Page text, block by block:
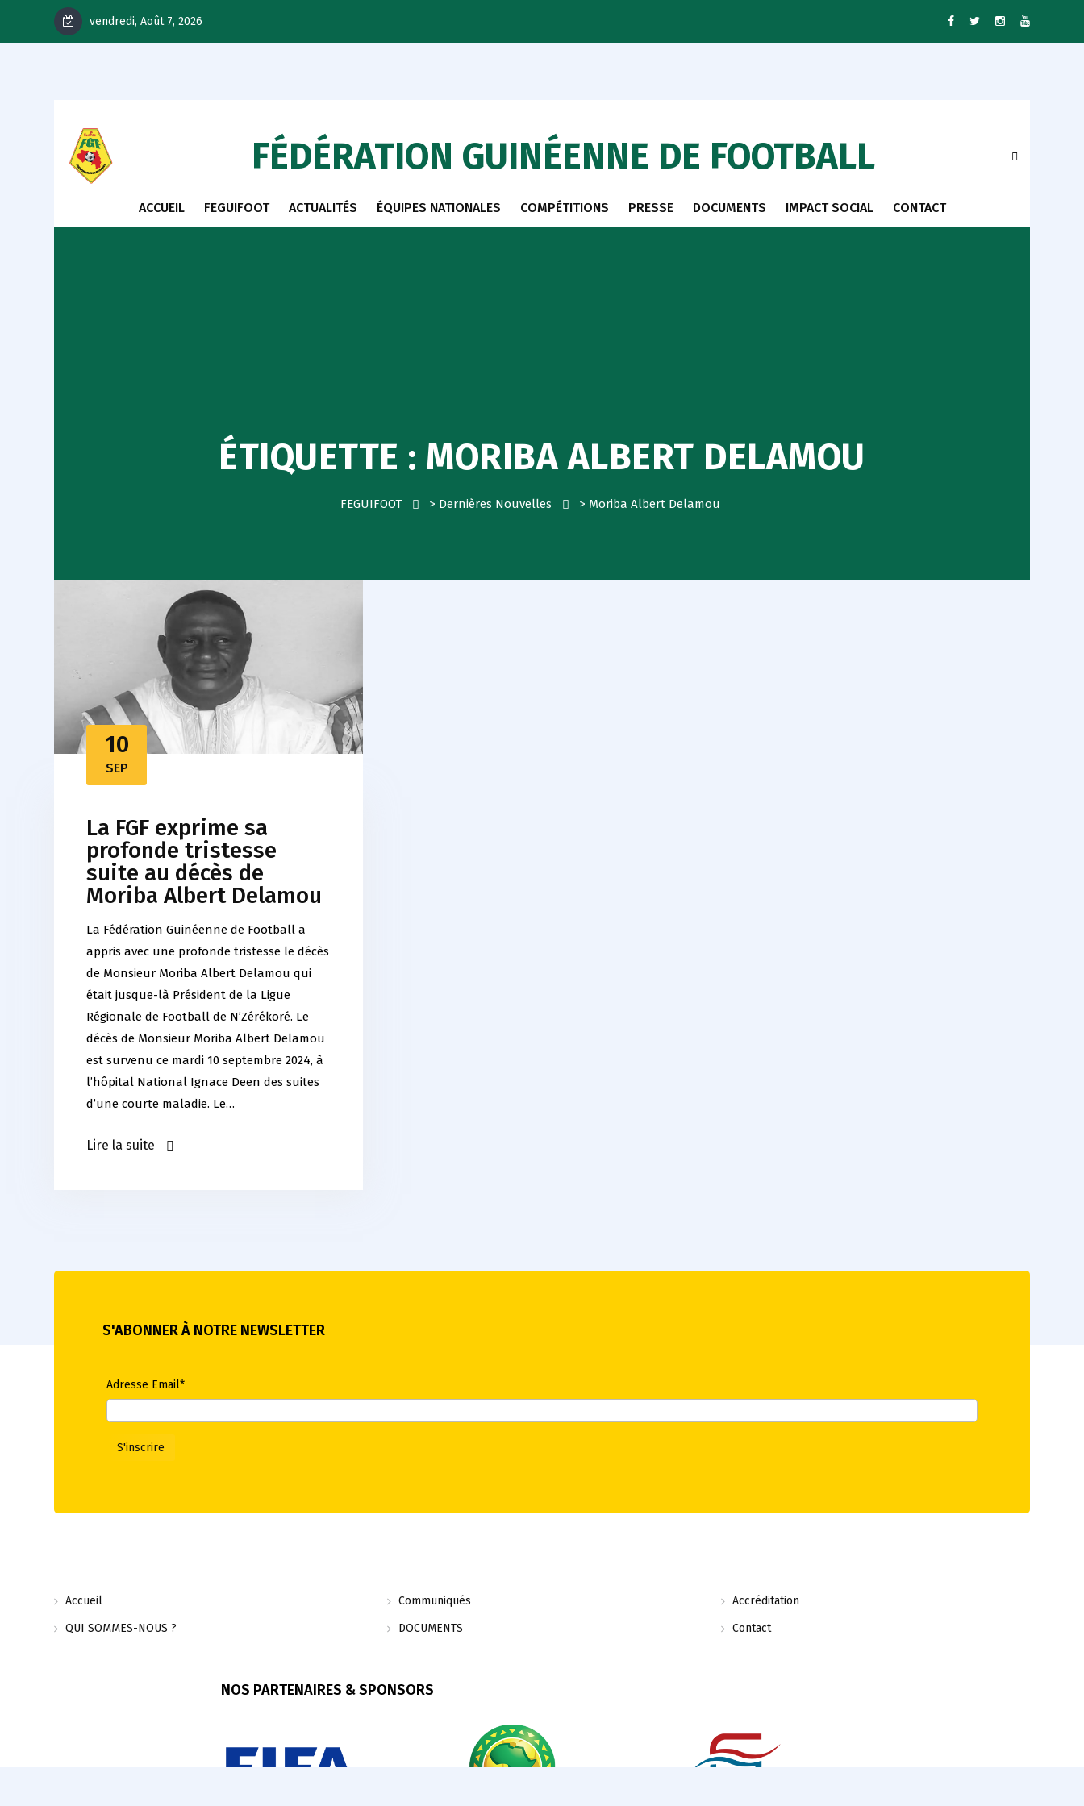
vendredi, Août 7, 2026
FÉDÉRATION GUINÉENNE DE FOOTBALL
ACCUEIL FEGUIFOOT ACTUALITÉS ÉQUIPES NATIONALES COMPÉTITIONS PRESSE DOCUMENTS IMPACT SOCIAL CONTACT
ÉTIQUETTE : MORIBA ALBERT DELAMOU
FEGUIFOOT > Dernières Nouvelles > Moriba Albert Delamou
10
SEP
La FGF exprime sa
profonde tristesse
suite au décès de
Moriba Albert Delamou
La Fédération Guinéenne de Football a
appris avec une profonde tristesse le décès
de Monsieur Moriba Albert Delamou qui
était jusque-là Président de la Ligue
Régionale de Football de N’Zérékoré. Le
décès de Monsieur Moriba Albert Delamou
est survenu ce mardi 10 septembre 2024, à
l’hôpital National Ignace Deen des suites
d’une courte maladie. Le…
Lire la suite
S'ABONNER À NOTRE NEWSLETTER
Adresse Email*
Accueil
QUI SOMMES-NOUS ?
Communiqués
DOCUMENTS
Accréditation
Contact
NOS PARTENAIRES & SPONSORS